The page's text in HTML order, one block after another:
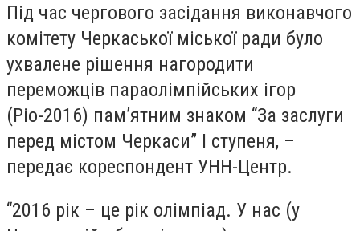
Під час чергового засідання виконавчого
комітету Черкаської міської ради було
ухвалене рішення нагородити
переможців параолімпійських ігор
(Ріо-2016) пам’ятним знаком “За заслуги
перед містом Черкаси” І ступеня, –
передає кореспондент УНН-Центр.
“2016 рік – це рік олімпіад. У нас (у